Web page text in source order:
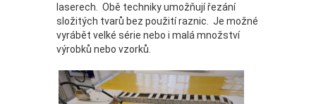
laserech. Obě techniky umožňují řezání
složitých tvarů bez použití raznic. Je možné
vyrábět velké série nebo i malá množství
výrobků nebo vzorků.